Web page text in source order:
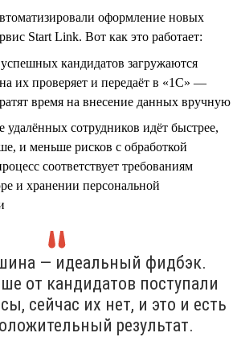
оформление новых
Start Link. Вот как это работает:
кандидатов загружаются
их проверяет и передаёт в «1С» —
время на внесение данных вручную
сотрудников идёт быстрее,
и меньше рисков с обработкой
соответствует требованиям
и хранении персональной
— идеальный фидбэк.
от кандидатов поступали
сейчас их нет, и это и есть
результат.